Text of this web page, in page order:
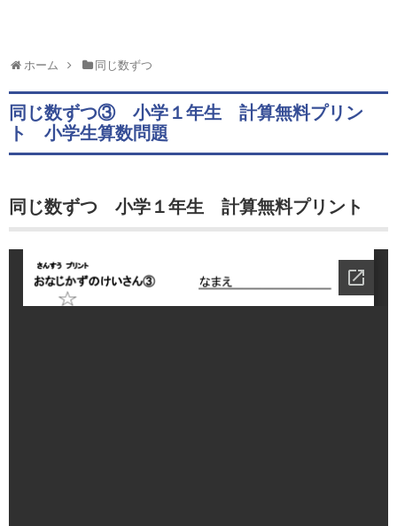
ホーム 同じ数ずつ
同じ数ずつ③ 小学１年生 計算無料プリン
ト 小学生算数問題
同じ数ずつ 小学１年生 計算無料プリント